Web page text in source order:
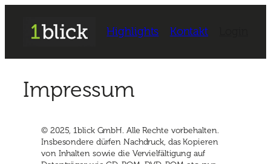
Highlights Kontakt
Impressum
© 2025, 1blick GmbH. Alle Rechte vorbehalten.
Insbesondere dürfen Nachdruck, das Kopieren
von Inhalten sowie die Vervielfältigung auf